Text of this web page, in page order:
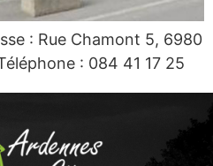
: Rue Chamont 5, 6980
: 084 41 17 25